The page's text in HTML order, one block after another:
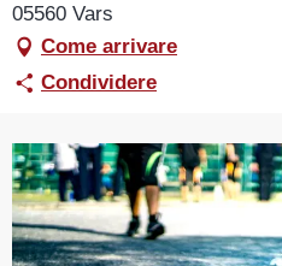
05560 Vars
Come arrivare
Condividere